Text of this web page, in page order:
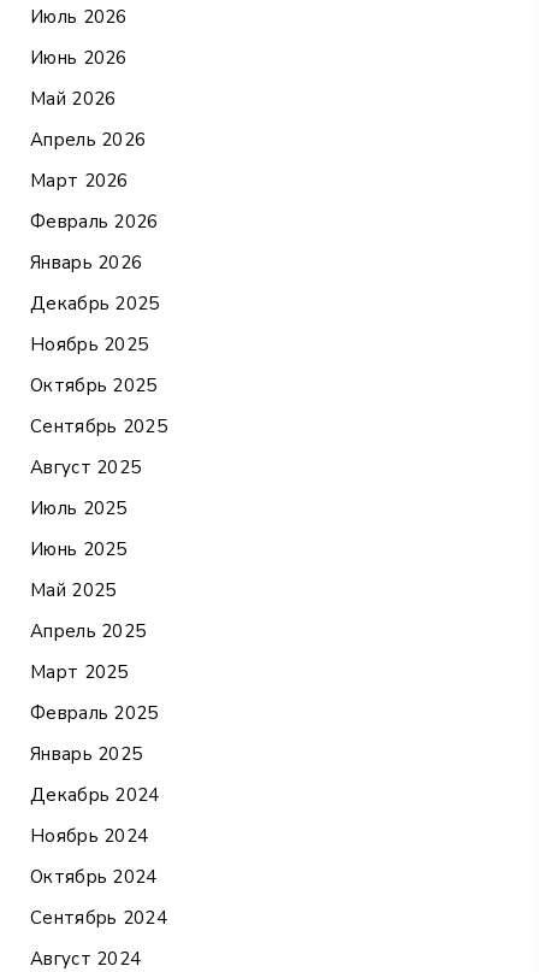
Июль 2026
Июнь 2026
Май 2026
Апрель 2026
Март 2026
Февраль 2026
Январь 2026
Декабрь 2025
Ноябрь 2025
Октябрь 2025
Сентябрь 2025
Август 2025
Июль 2025
Июнь 2025
Май 2025
Апрель 2025
Март 2025
Февраль 2025
Январь 2025
Декабрь 2024
Ноябрь 2024
Октябрь 2024
Сентябрь 2024
Август 2024